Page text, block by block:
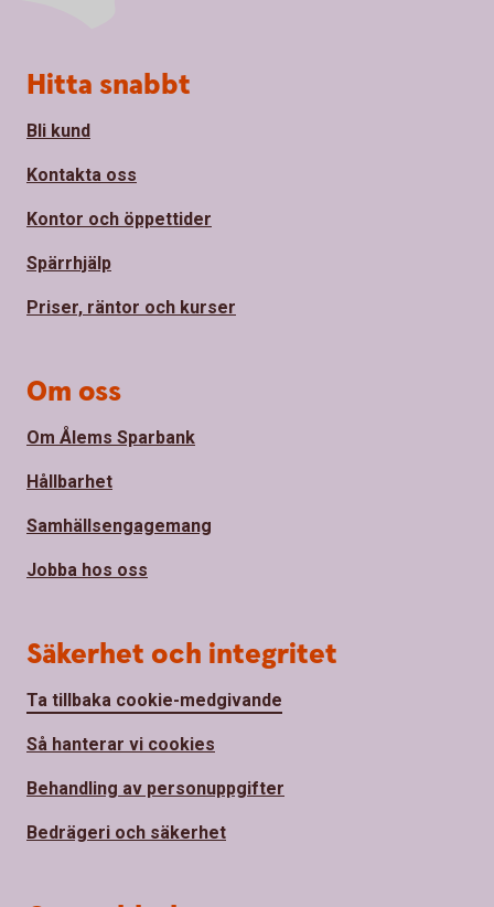
Sidfot
Hitta snabbt
Bli kund
Kontakta oss
Kontor och öppettider
Spärrhjälp
Priser, räntor och kurser
Om oss
Om Ålems Sparbank
Hållbarhet
Samhällsengagemang
Jobba hos oss
Säkerhet och integritet
Ta tillbaka cookie-medgivande
Så hanterar vi cookies
Behandling av personuppgifter
Bedrägeri och säkerhet